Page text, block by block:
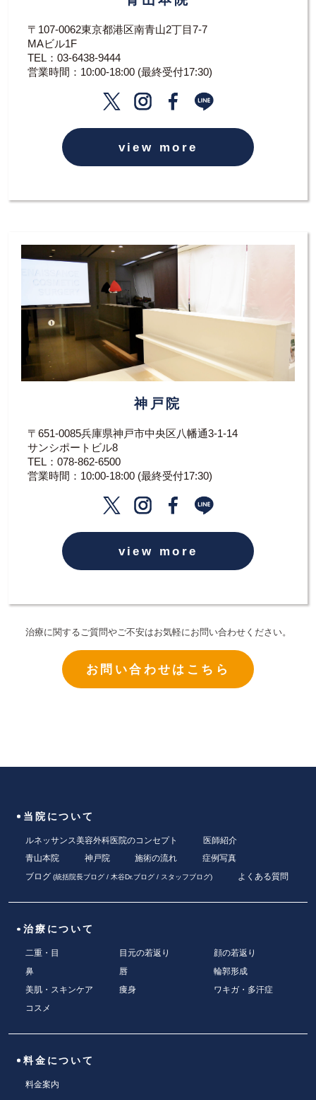
〒107-0062東京都港区南青山2丁目7-7
MAビル1F
TEL： 03-6438-9444
営業時間：10:00-18:00 (最終受付17:30)
view more
神戸院
〒651-0085兵庫県神戸市中央区八幡通3-1-14
サンシポートビル8
TEL： 078-862-6500
営業時間：10:00-18:00 (最終受付17:30)
view more
治療に関するご質問やご不安はお気軽にお問い合わせください。
お問い合わせはこちら
当院について
ルネッサンス美容外科医院のコンセプト
医師紹介
青山本院
神戸院 施術の流れ
症例写真
ブログ (統括院長ブログ/ 木谷Dr.ブログ/ スタッフブログ) よくある質問
治療について
二重・目 目元の若返り
顔の若返り
鼻
唇
輪郭形成
美肌・スキンケア
痩身
ワキガ・多汗症
コスメ
料金について
料金案内